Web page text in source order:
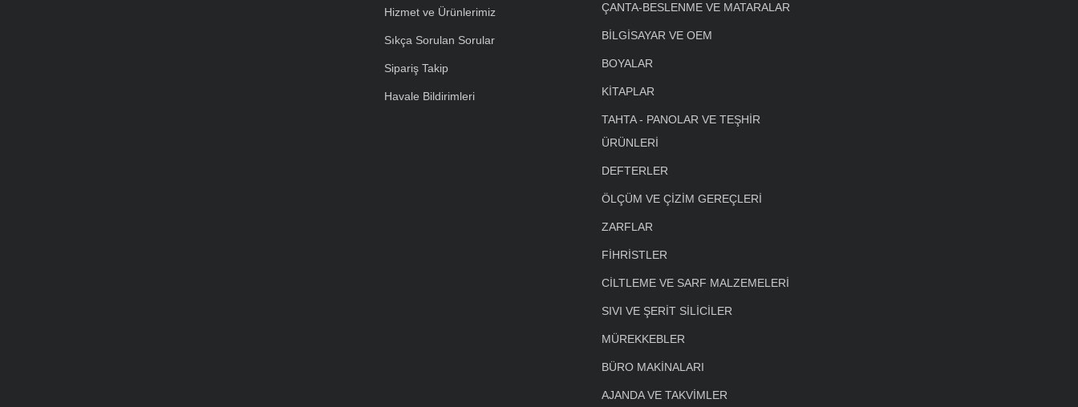
Hizmet ve Ürünlerimiz
Sıkça Sorulan Sorular
Sipariş Takip
Havale Bildirimleri
ÇANTA-BESLENME VE MATARALAR
BİLGİSAYAR VE OEM
BOYALAR
KİTAPLAR
TAHTA - PANOLAR VE TEŞHİR
ÜRÜNLERİ
DEFTERLER
ÖLÇÜM VE ÇİZİM GEREÇLERİ
ZARFLAR
FİHRİSTLER
CİLTLEME VE SARF MALZEMELERİ
SIVI VE ŞERİT SİLİCİLER
MÜREKKEBLER
BÜRO MAKİNALARI
AJANDA VE TAKVİMLER